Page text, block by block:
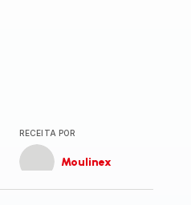
RECEITA POR
Moulinex